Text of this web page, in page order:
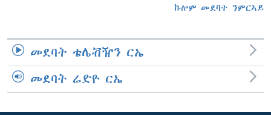
ኩሎም መደባት ንምርኣይ
መደባት ቴሌቭዥን ርኤ
መደባት ሬድዮ ርኤ